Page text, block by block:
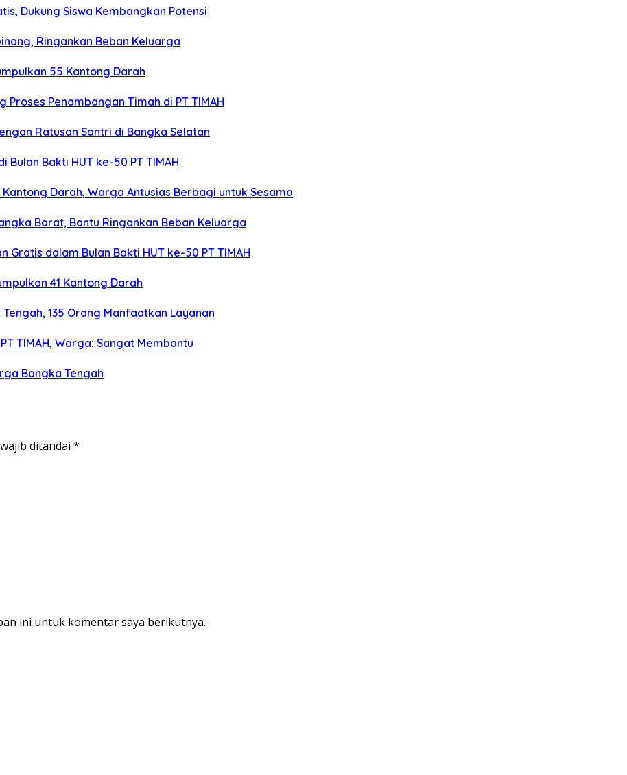
Dukung Siswa Kembangkan Potensi
Ringankan Beban Keluarga
55 Kantong Darah
Penambangan Timah di PT TIMAH
Ratusan Santri di Bangka Selatan
Bakti HUT ke-50 PT TIMAH
Darah, Warga Antusias Berbagi untuk Sesama
Barat, Bantu Ringankan Beban Keluarga
dalam Bulan Bakti HUT ke-50 PT TIMAH
41 Kantong Darah
135 Orang Manfaatkan Layanan
TIMAH, Warga: Sangat Membantu
Bangka Tengah
ditandai *
ini untuk komentar saya berikutnya.